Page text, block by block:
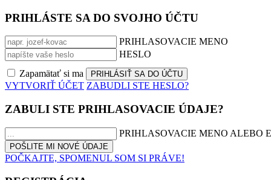
PRIHLÁSTE SA DO SVOJHO ÚČTU
PRIHLASOVACIE MENO
HESLO
Zapamätať si ma
VYTVORIŤ ÚČET ZABUDLI STE HESLO?
ZABULI STE PRIHLASOVACIE ÚDAJE?
PRIHLASOVACIE MENO ALEBO
POČKAJTE, SPOMENUL SOM SI PRÁVE!